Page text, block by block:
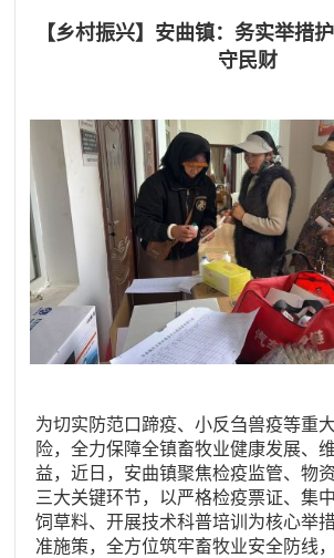
【乡村振兴】安曲镇：务实举措
守民财
为切实防范口蹄疫、 小反刍兽疫等重
险，全力保障全镇畜牧业健康发展、
益，近日，安曲镇聚焦检疫监管、物
三大关键环节，以严格检疫票证、集
饲草料、开展技术科普培训为核心举
准施策，全方位筑牢畜牧业安全防线